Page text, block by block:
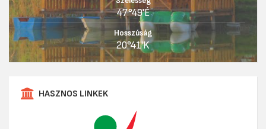
47°49'É
Hosszúság
20°41'K
HASZNOS LINKEK